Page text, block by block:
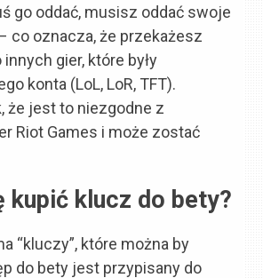
go oddać, musisz oddać swoje
co oznacza, że przekażesz
gier, które były
konta (LoL, LoR, TFT).
że jest to niezgodne z
Riot Games i może zostać
kupić klucz do bety?
“kluczy”, które można by
do bety jest przypisany do